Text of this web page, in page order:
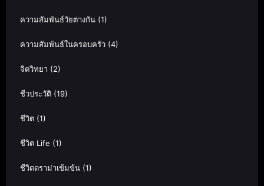
ความสัมพันธ์วัยต่างกัน (1)
ความสัมพันธ์ในครอบครัว (4)
จิตวิทยา (2)
ชีวประวัติ (19)
ชีวิต (1)
ชีวิต Life (1)
ชีวิตดราม่าเข้มข้น (1)